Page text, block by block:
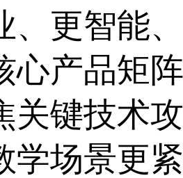
、更智能
心产品矩
关键技术
学场景更